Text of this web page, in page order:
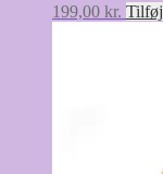
199,00 kr.